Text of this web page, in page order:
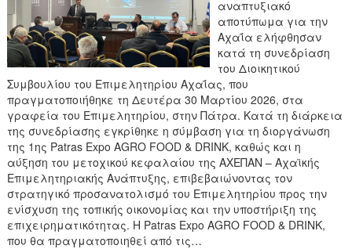
αναπτυξιακό
αποτύπωμα για την
Αχαΐα ελήφθησαν
κατά τη συνεδρίαση
του Διοικητικού
Συμβουλίου του Επιμελητηρίου Αχαΐας, που
πραγματοποιήθηκε τη Δευτέρα 30 Μαρτίου 2026, στα
γραφεία του Επιμελητηρίου, στην Πάτρα. Κατά τη διάρκεια
της συνεδρίασης εγκρίθηκε η σύμβαση για τη διοργάνωση
της 1ης Patras Expo AGRO FOOD & DRINK, καθώς και η
αύξηση του μετοχικού κεφαλαίου της ΑΧΕΠΑΝ – Αχαϊκής
Επιμελητηριακής Ανάπτυξης, επιβεβαιώνοντας τον
στρατηγικό προσανατολισμό του Επιμελητηρίου προς την
ενίσχυση της τοπικής οικονομίας και την υποστήριξη της
επιχειρηματικότητας. Η Patras Expo AGRO FOOD & DRINK,
που θα πραγματοποιηθεί από τις…